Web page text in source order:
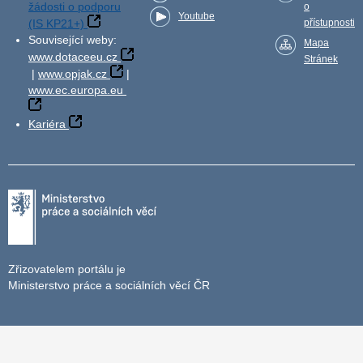
žádosti o podporu
(IS KP21+)
Související weby:
www.dotaceeu.cz
| www.opjak.cz
|
www.ec.europa.eu
Kariéra
Youtube
o
přístupnosti
Mapa
Stránek
Zřizovatelem portálu je
Ministerstvo práce a sociálních věcí ČR